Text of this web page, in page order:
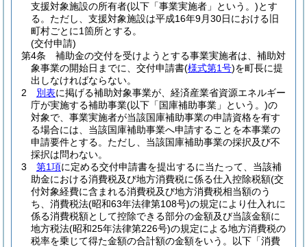
支援対象施設の所有者(以下「事業実施者」という。)とす
る。 ただし、支援対象施設は平成16年9月30日における旧
町村ごとに1箇所とする。
(交付申請)
第4条
補助金の交付を受けようとする事業実施者は、補助対
象事業の開始日までに、交付申請書(様式第1号)を町長に提
出しなければならない。
2
別表に掲げる補助対象事業が、経済産業省資源エネルギー
庁が実施する補助事業(以下「国庫補助事業」という。)の
対象で、事業実施者が当該国庫補助事業の申請資格を有す
る場合には、当該国庫補助事業へ申請することを本事業の
申請要件とする。 ただし、当該国庫補助事業の採択及び不
採択は問わない。
3
第1項に定める交付申請書を提出するに当たって、当該補
助金における消費税及び地方消費税に係る仕入控除税額(交
付対象経費に含まれる消費税及び地方消費税相当額のう
ち、消費税法(昭和63年法律第108号)の規定により仕入れに
係る消費税額として控除できる部分の金額及び当該金額に
地方税法(昭和25年法律第226号)の規定による地方消費税の
税率を乗じて得た金額の合計額の金額をいう。以下「消費